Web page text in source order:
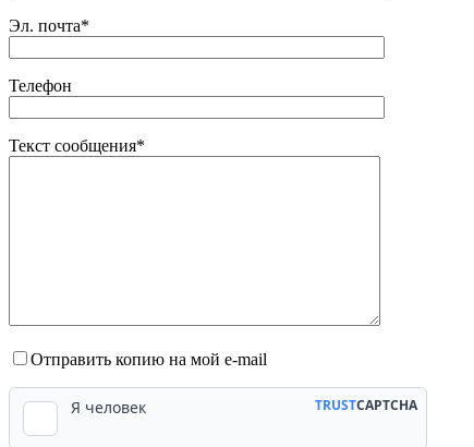
Эл. почта*
Телефон
Текст сообщения*
Отправить копию на мой e-mail